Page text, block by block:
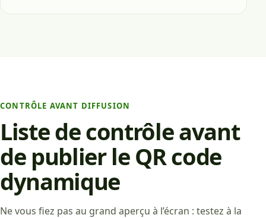
CONTRÔLE AVANT DIFFUSION
Liste de contrôle avant
de publier le QR code
dynamique
Ne vous fiez pas au grand aperçu à l’écran : testez à la